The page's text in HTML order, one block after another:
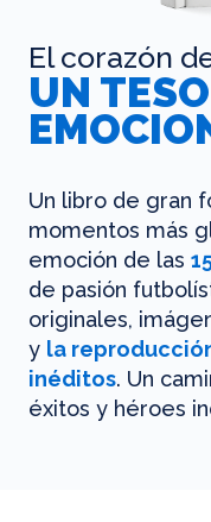
El corazón
UN
Un libro de gran
momentos más
emoción de las
de pasión
originales,
y la
inéditos. Un
éxitos y héroes